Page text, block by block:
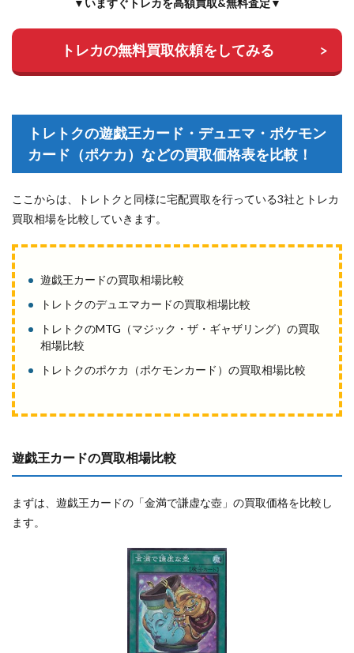
トレカの無料買取依頼をしてみる
トレトクの遊戯王カード・デュエマ・ポケモン
カード（ポケカ）などの買取価格表を比較！
ここからは、トレトクと同様に宅配買取を行っている3社とトレカ
買取相場を比較していきます。
遊戯王カードの買取相場比較
トレトクのデュエマカードの買取相場比較
トレトクのMTG（マジック・ザ・ギャザリング）の買取
相場比較
トレトクのポケカ（ポケモンカード）の買取相場比較
遊戯王カードの買取相場比較
まずは、遊戯王カードの「金満で謙虚な壺」の買取価格を比較し
ます。